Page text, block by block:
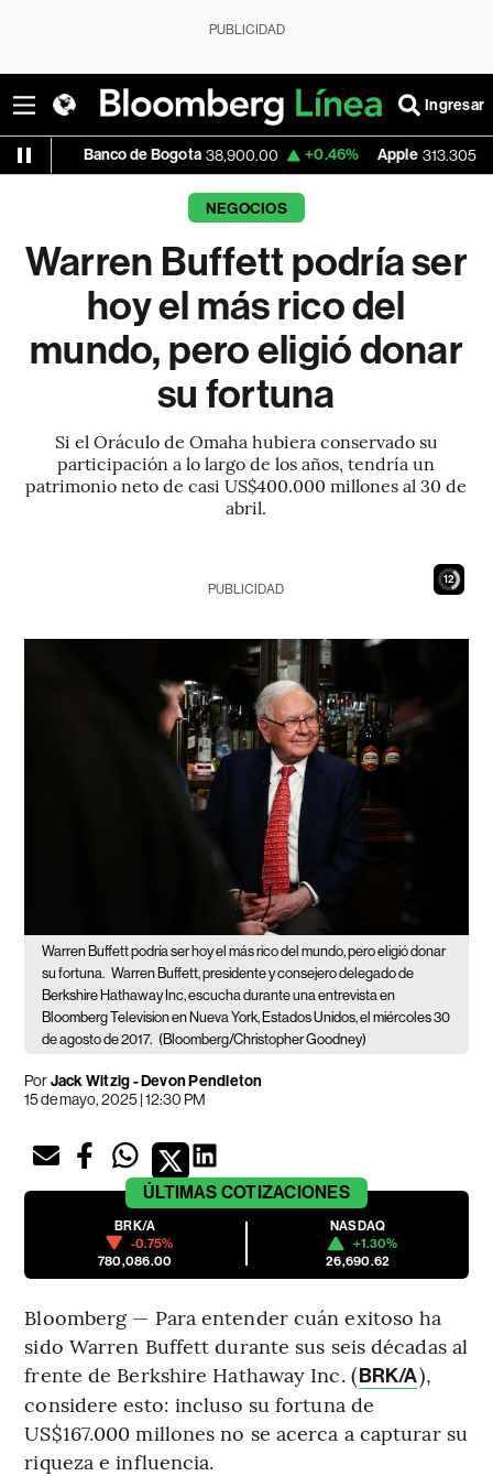
PUBLICIDAD
Ingresar
de Bogota 38,900.00 +0.46% Apple 313.305 +0.25%
NEGOCIOS
Warren Buffett podría ser
hoy el más rico del
mundo, pero eligió donar
su fortuna
Si el Oráculo de Omaha hubiera conservado su
participación a lo largo de los años, tendría un
patrimonio neto de casi US$400.000 millones al 30 de
abril.
10
PUBLICIDAD
Warren Buffett podría ser hoy el más rico del mundo, pero eligió donar
su fortuna. Warren Buffett, presidente y consejero delegado de
Berkshire Hathaway Inc, escucha durante una entrevista en
Bloomberg Television en Nueva York, Estados Unidos, el miércoles 30
de agosto de 2017. (Bloomberg/Christopher Goodney)
PorJack Witzig - Devon Pendleton
15 de mayo, 2025 | 12:30 PM
ÚLTIMAS COTIZACIONES
BRK/A
-0.75%
780,086.00
NASDAQ
+1.30%
26,690.62
Bloomberg — Para entender cuán exitoso ha
sido Warren Buffett durante sus seis décadas al
frente de Berkshire Hathaway Inc. (BRK/A),
considere esto: incluso su fortuna de
US$167.000 millones no se acerca a capturar su
riqueza e influencia.